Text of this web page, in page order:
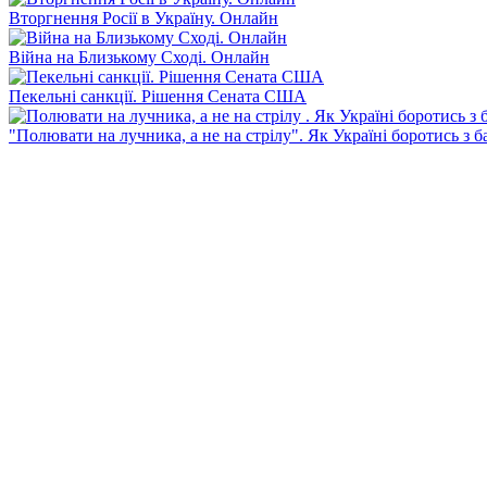
Вторгнення Росії в Україну. Онлайн
Війна на Близькому Сході. Онлайн
Пекельні санкції. Рішення Сената США
"Полювати на лучника, а не на стрілу". Як Україні боротись з